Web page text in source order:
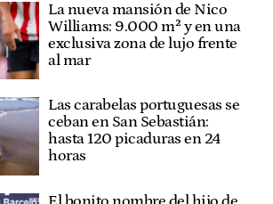
La nueva mansión de Nico
Williams: 9.000 m² y en una
exclusiva zona de lujo frente
al mar
Las carabelas portuguesas se
ceban en San Sebastián:
hasta 120 picaduras en 24
horas